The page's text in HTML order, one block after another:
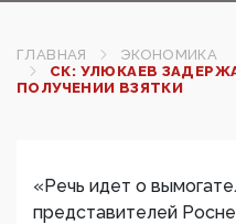
ГЛАВНАЯ
ЭКОНОМИКА
СК: УЛЮКАЕВ
ПОЛУЧЕНИИ ВЗЯТКИ
«Речь идет о
представителей